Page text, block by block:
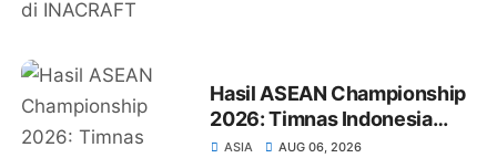
Hasil ASEAN Championship
2026: Timnas Indonesia
Kalahkan Kamboja 5-1,
ASIA AUG 06, 2026